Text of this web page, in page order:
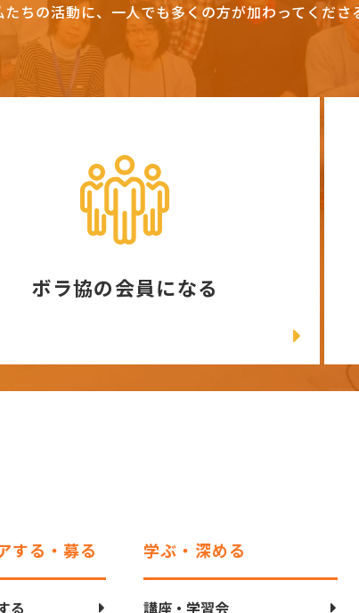
ちの活動に、一人でも多くの方が加わってくださ
ボラ協の会員になる
する・募る
る
学ぶ・深める
講座・学習会